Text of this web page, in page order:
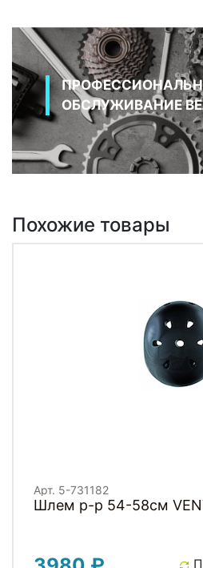
ОБСЛУЖИВАНИЕ
Похожие товары
Арт. 5-731182
Шлем р-р 54-58см